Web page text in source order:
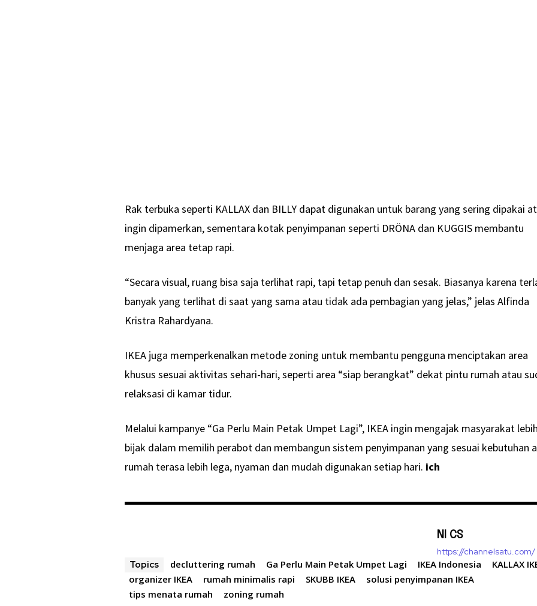
Rak terbuka seperti KALLAX dan BILLY dapat digunakan untuk barang yang sering dipakai
ingin dipamerkan, sementara kotak penyimpanan seperti DRÖNA dan KUGGIS membantu
menjaga area tetap rapi.
“Secara visual, ruang bisa saja terlihat rapi, tapi tetap penuh dan sesak. Biasanya karena
banyak yang terlihat di saat yang sama atau tidak ada pembagian yang jelas,” jelas Alfinda
Kristra Rahardyana.
IKEA juga memperkenalkan metode zoning untuk membantu pengguna menciptakan area
khusus sesuai aktivitas sehari-hari, seperti area “siap berangkat” dekat pintu rumah atau
relaksasi di kamar tidur.
Melalui kampanye “Ga Perlu Main Petak Umpet Lagi”, IKEA ingin mengajak masyarakat
bijak dalam memilih perabot dan membangun sistem penyimpanan yang sesuai kebutuhan
rumah terasa lebih lega, nyaman dan mudah digunakan setiap hari. ich
NI CS
https://channelsatu.com/
Topics decluttering rumah Ga Perlu Main Petak Umpet Lagi IKEA Indonesia
KALLAX
organizer IKEA
rumah minimalis rapi SKUBB IKEA
solusi penyimpanan IKEA
tips menata rumah
zoning rumah